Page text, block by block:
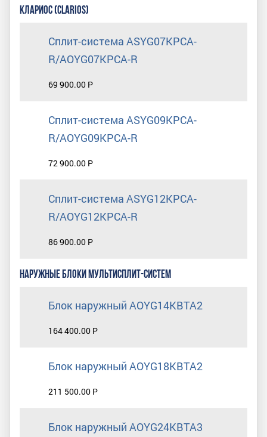
КЛАРИОС (CLARIOS)
Сплит-система ASYG07KPCA-
R/AOYG07KPCA-R
69 900.00 Р
Сплит-система ASYG09KPCA-
R/AOYG09KPCA-R
72 900.00 Р
Сплит-система ASYG12KPCA-
R/AOYG12KPCA-R
86 900.00 Р
НАРУЖНЫЕ БЛОКИ МУЛЬТИСПЛИТ-СИСТЕМ
Блок наружный AOYG14KBTA2
164 400.00 Р
Блок наружный AOYG18KBTA2
211 500.00 Р
Блок наружный AOYG24KBTA3